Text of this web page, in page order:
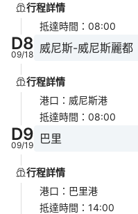
行程詳情
抵達時間 ： 08:00
D8
09/18 威尼斯-威尼斯麗都
行程詳情
港口 ： 威尼斯港
抵達時間 ： 08:00
D9
09/19 巴里
行程詳情
港口 ： 巴里港
抵達時間 ： 14:00